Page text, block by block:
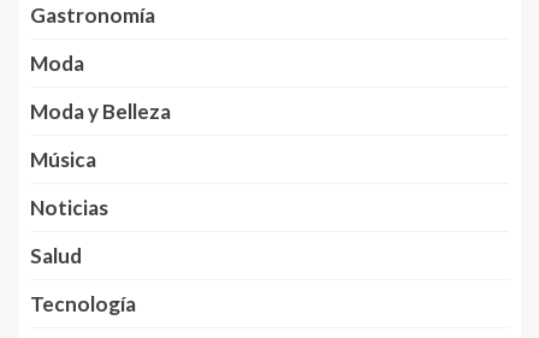
Gastronomía
Moda
Moda y Belleza
Música
Noticias
Salud
Tecnología